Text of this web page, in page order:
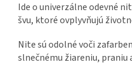
Ide o univerzálne odevné
švu, ktoré ovplyvňujú
Nite sú odolné voči
slnečnému žiareniu,